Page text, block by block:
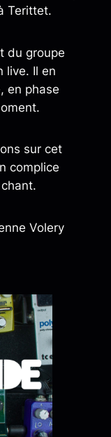
Terittet.
du groupe
live. Il en
en phase
sur cet
complice
Volery